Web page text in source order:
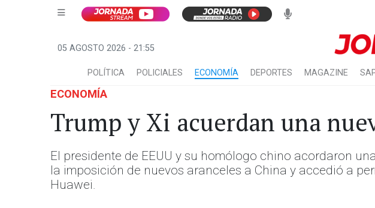
05 AGOSTO 2026 - 21:55
POLÍTICA POLICIALES ECONOMÍA DEPORTES MAGAZINE
ECONOMÍA
Trump y Xi acuerdan una
El presidente de EEUU y su homólogo chino acordaron
la imposición de nuevos aranceles a China y accedió a
Huawei.